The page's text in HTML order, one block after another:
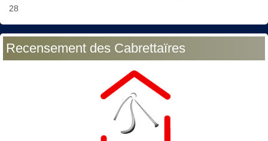
28
Recensement des Cabrettaïres